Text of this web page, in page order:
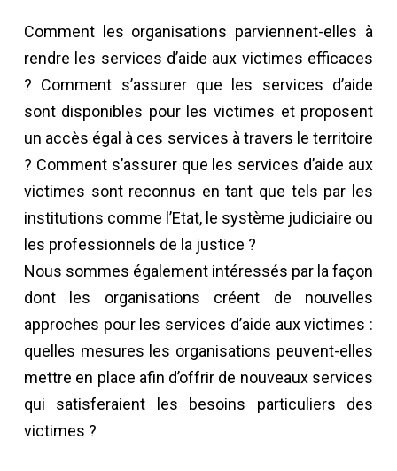
Comment les organisations parviennent-elles à
rendre les services d’aide aux victimes efficaces
? Comment s’assurer que les services d’aide
sont disponibles pour les victimes et proposent
un accès égal à ces services à travers le territoire
? Comment s’assurer que les services d’aide aux
victimes sont reconnus en tant que tels par les
institutions comme l’Etat, le système judiciaire ou
les professionnels de la justice ?
Nous sommes également intéressés par la façon
dont les organisations créent de nouvelles
approches pour les services d’aide aux victimes :
quelles mesures les organisations peuvent-elles
mettre en place afin d’offrir de nouveaux services
qui satisferaient les besoins particuliers des
victimes ?